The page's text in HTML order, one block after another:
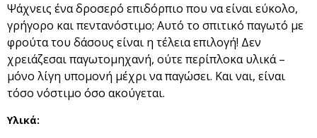
Ψάχνεις ένα δροσερό επιδόρπιο που να είναι εύκολο,
γρήγορο και πεντανόστιμο; Αυτό το σπιτικό παγωτό με
φρούτα του δάσους είναι η τέλεια επιλογή! Δεν
χρειάζεσαι παγωτομηχανή, ούτε περίπλοκα υλικά –
μόνο λίγη υπομονή μέχρι να παγώσει. Και ναι, είναι
τόσο νόστιμο όσο ακούγεται.
Υλικά: